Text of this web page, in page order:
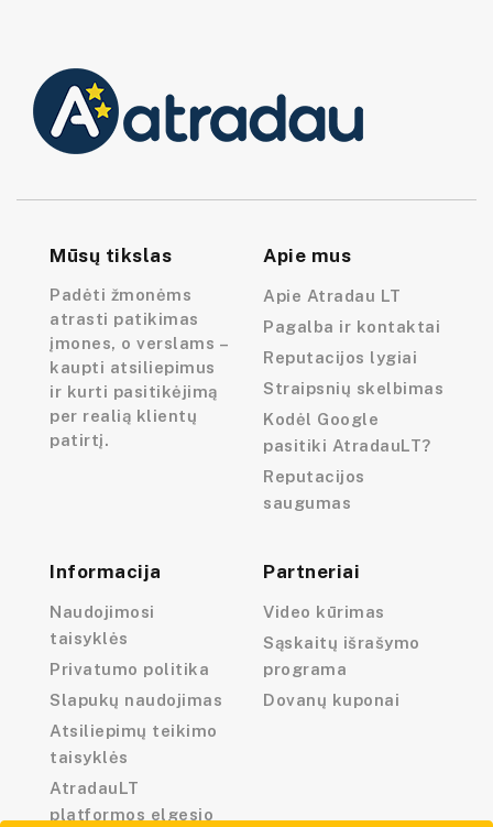
Mūsų tikslas
Padėti žmonėms
atrasti patikimas
įmones, o verslams –
kaupti atsiliepimus
ir kurti pasitikėjimą
per realią klientų
patirtį.
Apie mus
Apie Atradau LT
Pagalba ir kontaktai
Reputacijos lygiai
Straipsnių skelbimas
Kodėl Google
pasitiki AtradauLT?
Reputacijos
saugumas
Informacija
Naudojimosi
taisyklės
Privatumo politika
Slapukų naudojimas
Atsiliepimų teikimo
taisyklės
AtradauLT
platformos elgesio
Partneriai
Video kūrimas
Sąskaitų išrašymo
programa
Dovanų kuponai